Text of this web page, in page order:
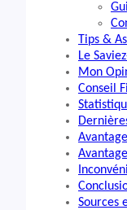
Tips &
Le
Mon
Conseil
Sources